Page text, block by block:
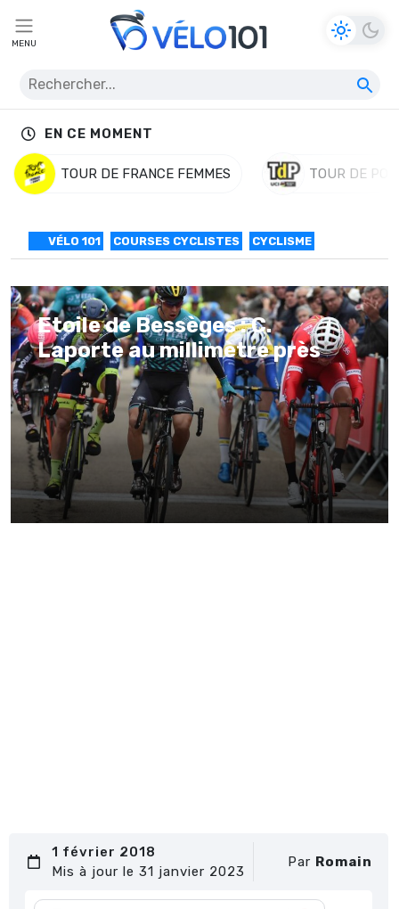
MENU
EN CE MOMENT
TOUR DE FRANCE FEMMES TOUR DE
VÉLO 101 COURSES CYCLISTES CYCLISME
Etoile de Bessèges : C.
Laporte au millimètre près
1 février 2018
Mis à jour le 31 janvier 2023
Par Romain